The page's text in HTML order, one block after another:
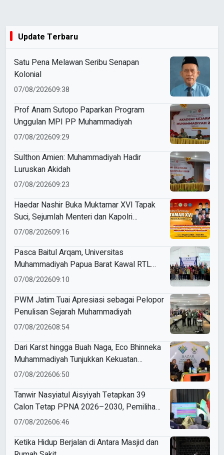
Update Terbaru
Satu Pena Melawan Seribu Senapan
Kolonial
07/08/202609:38
Prof Anam Sutopo Paparkan Program
Unggulan MPI PP Muhammadiyah
07/08/202609:29
Sulthon Amien: Muhammadiyah Hadir
Luruskan Akidah
07/08/202609:23
Haedar Nashir Buka Muktamar XVI Tapak
Suci, Sejumlah Menteri dan Kapolri
Dijadwalkan Hadir
07/08/202609:16
Pasca Baitul Arqam, Universitas
Muhammadiyah Papua Barat Kawal RTL
Peserta Selama Enam Bulan
07/08/202609:10
PWM Jatim Tuai Apresiasi sebagai Pelopor
Penulisan Sejarah Muhammadiyah
07/08/202608:54
Dari Karst hingga Buah Naga, Eco Bhinneka
Muhammadiyah Tunjukkan Kekuatan
Potensi Lokal di Muktamar Nasyiatul
07/08/202606:50
Tanwir Nasyiatul Aisyiyah Tetapkan 39
Calon Tetap PPNA 2026–2030, Pemilihan
Gunakan Sistem E-Voting
07/08/202606:46
Ketika Hidup Berjalan di Antara Masjid dan